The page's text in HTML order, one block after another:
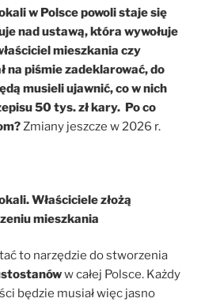
w Polsce powoli staje się
nad ustawą, która wywołuje
mieszkania czy
na piśmie zadeklarować, do
musieli ujawnić, co w nich
50 tys. zł kary. Po co
Zmiany jeszcze w 2026 r.
Właściciele złożą
mieszkania
to narzędzie do stworzenia
w całej Polsce. Każdy
będzie musiał więc jasno